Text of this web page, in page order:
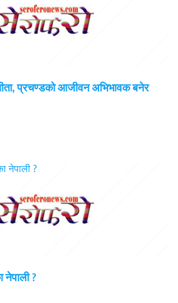
प्रचण्डको आजीवन अभिभावक बनेर
नेपाली ?